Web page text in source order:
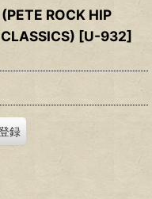
ROCK HIP
[U-932]
録